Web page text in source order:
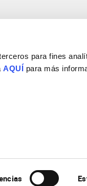
para fines
AQUÍ para más